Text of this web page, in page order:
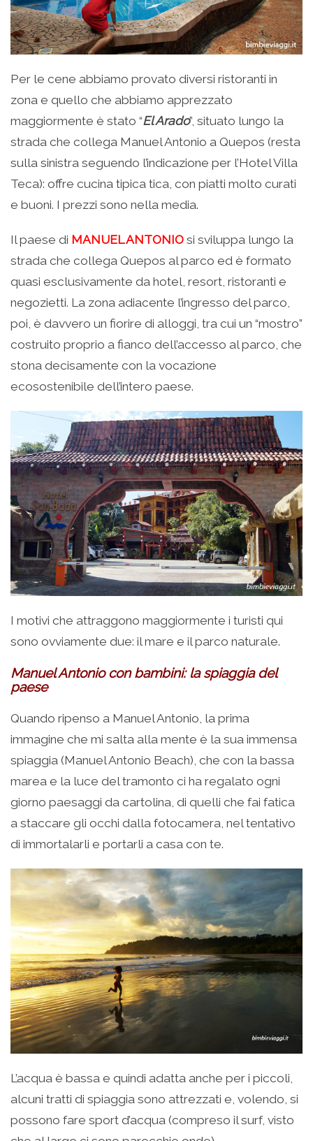
Per le cene abbiamo provato diversi ristoranti in
zona e quello che abbiamo apprezzato
maggiormente è stato “El Arado”, situato lungo la
strada che collega Manuel Antonio a Quepos (resta
sulla sinistra seguendo l’indicazione per l’Hotel Villa
Teca): offre cucina tipica tica, con piatti molto curati
e buoni. I prezzi sono nella media.
Il paese di MANUEL ANTONIO si sviluppa lungo la
strada che collega Quepos al parco ed è formato
quasi esclusivamente da hotel, resort, ristoranti e
negozietti. La zona adiacente l’ingresso del parco,
poi, è davvero un fiorire di alloggi, tra cui un “mostro”
costruito proprio a fianco dell’accesso al parco, che
stona decisamente con la vocazione
ecosostenibile dell’intero paese.
I motivi che attraggono maggiormente i turisti qui
sono ovviamente due: il mare e il parco naturale.
Manuel Antonio con bambini: la spiaggia del
paese
Quando ripenso a Manuel Antonio, la prima
immagine che mi salta alla mente è la sua immensa
spiaggia (Manuel Antonio Beach), che con la bassa
marea e la luce del tramonto ci ha regalato ogni
giorno paesaggi da cartolina, di quelli che fai fatica
a staccare gli occhi dalla fotocamera, nel tentativo
di immortalarli e portarli a casa con te.
L’acqua è bassa e quindi adatta anche per i piccoli,
alcuni tratti di spiaggia sono attrezzati e, volendo, si
possono fare sport d’acqua (compreso il surf, visto